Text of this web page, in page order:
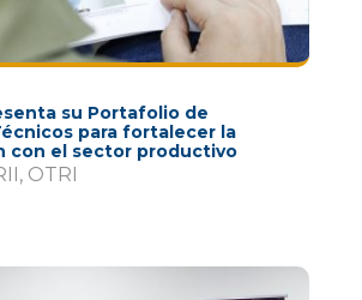
su Portafolio de
para fortalecer la
con el sector productivo
, OTRI